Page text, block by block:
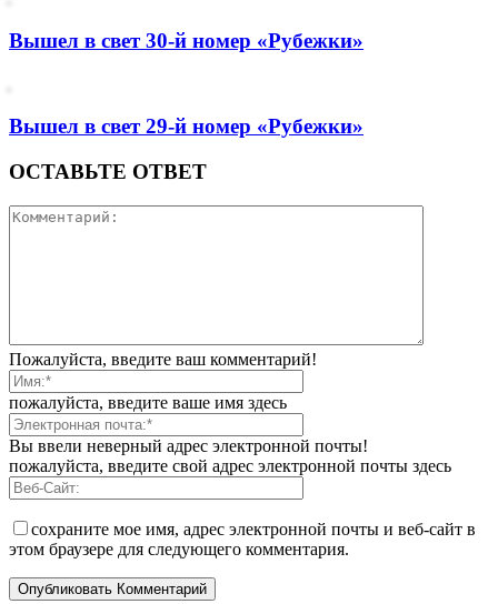
Вышел в свет 30-й номер «Рубежки»
Вышел в свет 29-й номер «Рубежки»
ОСТАВЬТЕ ОТВЕТ
Пожалуйста, введите ваш комментарий!
пожалуйста, введите ваше имя здесь
Вы ввели неверный адрес электронной почты!
пожалуйста, введите свой адрес электронной почты здесь
сохраните мое имя, адрес электронной почты и веб-сайт в
этом браузере для следующего комментария.